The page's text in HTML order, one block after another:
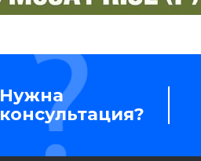
Нужна
консультация?